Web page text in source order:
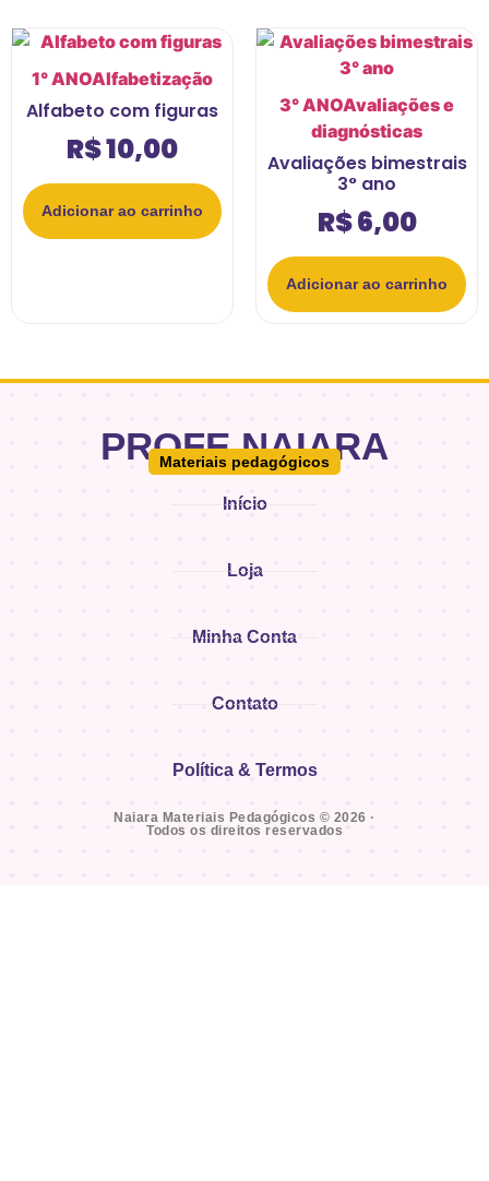
1° ANOAlfabetização
Alfabeto com figuras
R$10,00
Adicionar ao carrinho
3° ANOAvaliações e
diagnósticas
Avaliações bimestrais
3° ano
R$6,00
Adicionar ao carrinho
PROFE.NAIARA
Materiais pedagógicos
Início
Loja
Minha Conta
Contato
Política & Termos
Naiara Materiais Pedagógicos © 2026 ·
Todos os direitos reservados